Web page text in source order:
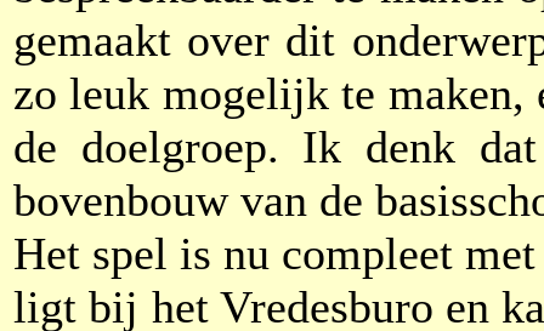
gemaakt over dit
zo leuk mogelijk te maken,
de doelgroep. Ik denk
bovenbouw van de
Het spel is nu compleet
ligt bij het Vredesburo en